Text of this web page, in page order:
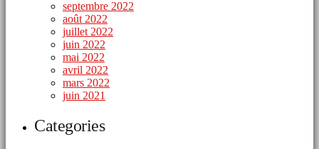
septembre 2022
août 2022
juillet 2022
juin 2022
mai 2022
avril 2022
mars 2022
juin 2021
Categories